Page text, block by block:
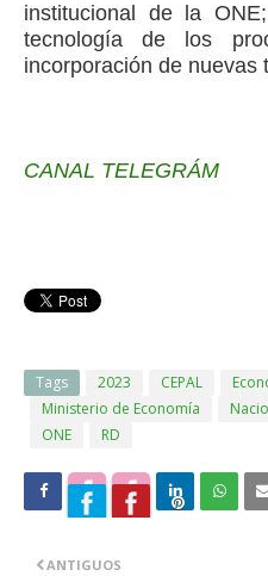
institucional de la
tecnología de los
incorporación de nuevas
CANAL TELEGRÁM
Tags 2023 CEPAL
Ministerio de Economía
ONE
RD
ANTIGUOS